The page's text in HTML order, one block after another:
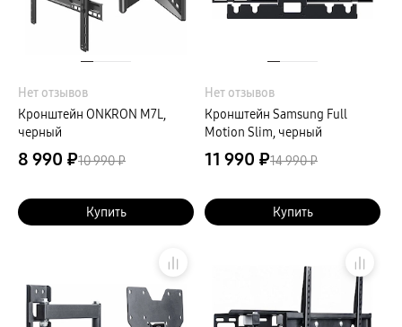
Накопители
пвз
Уценка
Нет отзывов
Кронштейн ONKRON M7L,
черный
8 990 ₽10 990 ₽
Купить
Нет отзывов
Кронштейн Samsung Full
Motion Slim, черный
11 990 ₽14 990 ₽
Купить